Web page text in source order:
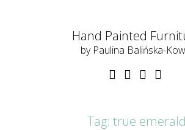
Hand Painted
by Paulina Balińska-
Tag: true emerald